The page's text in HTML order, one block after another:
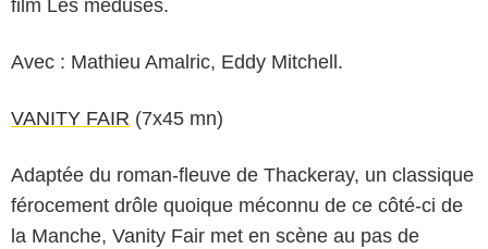
film Les méduses.
Avec : Mathieu Amalric, Eddy Mitchell.
VANITY FAIR (7x45 mn)
Adaptée du roman-fleuve de Thackeray, un classique
férocement drôle quoique méconnu de ce côté-ci de
la Manche, Vanity Fair met en scène au pas de